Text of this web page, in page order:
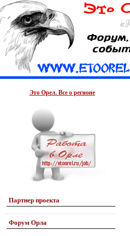
Это Орел. Все о регионе
Партнер проекта
Форум Орла